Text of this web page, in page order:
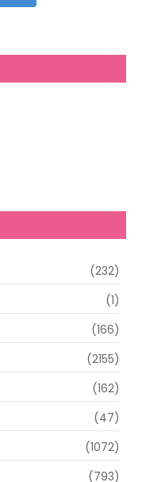
(232)
(1)
(166)
(2155)
(162)
(47)
(1072)
(793)